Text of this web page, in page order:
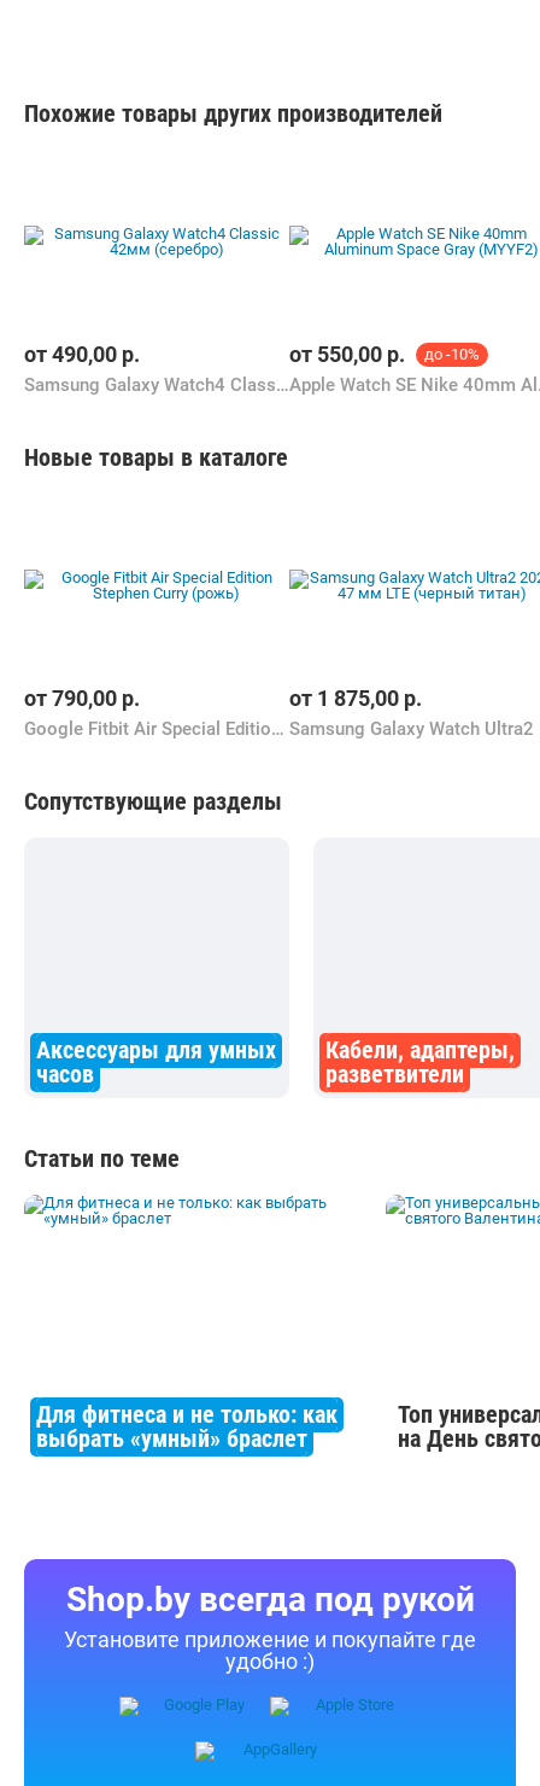
Похожие товары других производителей
от490,00 р.
Samsung Galaxy Watch4 Classic 42мм (серебро)
от 550,00 р. до -10%
Apple
Новые товары в каталоге
от790,00 р.
Google Fitbit Air Special Edition Stephen Curry (рожь)
от 1 875,00 р.
Сопутствующие разделы
Аксессуары для умных
часов
Кабели, адаптеры,
разветвители
Статьи по теме
Для фитнеса и не только: как
выбрать «умный» браслет
Топ
на День
Shop.by всегда под рукой
Установите приложение и покупайте где
удобно :)